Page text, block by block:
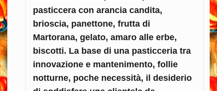
pasticcera con arancia candita,
brioscia, panettone, frutta di
Martorana, gelato, amaro alle erbe,
biscotti. La base di una pasticceria tra
innovazione e mantenimento, follie
notturne, poche necessità, il desiderio